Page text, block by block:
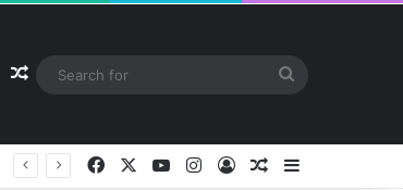
Random Article
Facebook YouTubeInstagram
Log InRandom Article